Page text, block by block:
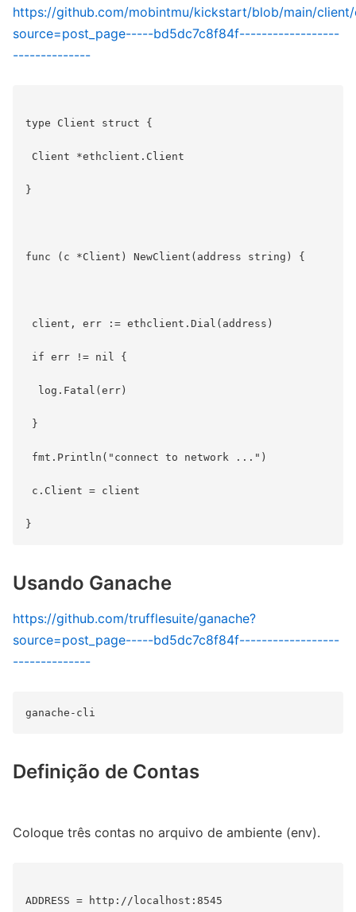
https://github.com/mobintmu/kickstart/blob/main/client/
source=post_page-----bd5dc7c8f84f------------------
--------------
type Client struct {
Client *ethclient.Client
}
func (c *Client) NewClient(address string) {
client, err := ethclient.Dial(address)
if err != nil {
log.Fatal(err)
}
fmt.Println("connect to network ...")
c.Client = client
Usando Ganache
https://github.com/trufflesuite/ganache?
source=post_page-----bd5dc7c8f84f------------------
--------------
Definição de Contas
Coloque três contas no arquivo de ambiente (env).
ADDRESS = http://localhost:8545